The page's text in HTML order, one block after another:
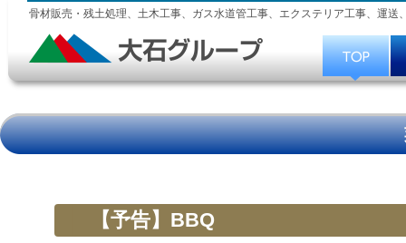
骨材販売・残土処理、土木工事、ガス水道管工事、エクステリア工事、運送
【予告】BBQ